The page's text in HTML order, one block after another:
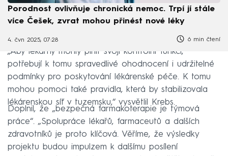
Porodnost ovlivňuje chronická nemoc. Trpí jí stále
více Češek, zvrat mohou přinést nové léky
4. čvn 2025, 07:28 6 min čtení
„Aby lékárny mohly plnit svoji kontrolní funkci,
potřebují k tomu spravedlivé ohodnocení i udržitelné
podmínky pro poskytování lékárenské péče. K tomu
mohou pomoci také pravidla, která by stabilizovala
lékárenskou síť v tuzemsku,“ vysvětlil Krebs.
Doplnil, že „bezpečná farmakoterapie je týmová
práce“. „Spolupráce lékařů, farmaceutů a dalších
zdravotníků je proto klíčová. Věříme, že výsledky
projektu budou impulzem k dalšímu posílení